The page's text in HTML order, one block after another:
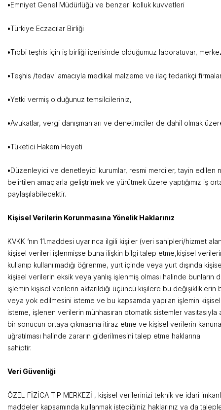
•Emniyet Genel Müdürlüğü ve
•Türkiye
•Tıbbi teşhis için iş birliği içerisinde olduğumuz
•Teşhis /tedavi amacıyla medikal
•Yetki vermiş
•Avukatlar, vergi danışmanları ve denetimciler de dahil olmak
•Tüketici
•Düzenleyici ve denetleyici kurumlar, resmi merciler, tayin edilen
belirtilen amaçlarla geliştrimek ve yürütmek üzere yaptığımız iş
Kişisel Verilerin Korunmasına
KVKK ‘nın 11.maddesi uyarınca ilgili kişiler (veri sahipleri/hizmet
kişisel verileri işlenmişse buna ilişkin bilgi talep etme,kişisel
kullanıp kullanılmadığı öğrenme, yurt içinde veya yurt dışında
kişisel verilerin eksik veya yanlış işlenmiş olması halinde
işlemin kişisel verilerin aktarıldığı üçüncü kişilere bu
veya yok edilmesini isteme ve bu kapsamda yapılan işlemin
isteme, işlenen verilerin münhasıran otomatik sistemler
bir sonucun ortaya çıkmasına itiraz etme ve kişisel verilerin
uğratılması halinde zararın giderilmesini talep etme haklarına
Veri
ÖZEL FİZİCA TIP MERKEZİ , kişisel verilerinizi teknik ve idari
maddeler kapsamında kullanmak istediğiniz haklarınız ya da